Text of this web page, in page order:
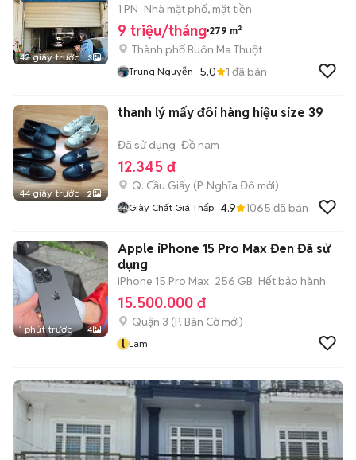
42 giây trước 3
500m
1 PN Nhà mặt phố, mặt tiền
9 triệu/tháng 279 m²
Thành phố Buôn Ma Thuột
Trung Nguyễn 5.0 1 đã bán
44 giây trước 2
thanh lý mấy đôi hàng hiệu size 39
Đã sử dụng Đồ nam
12.345 đ
Q. Cầu Giấy (P. Nghĩa Đô mới)
Giày Chất Giá Thấp 4.9 1065 đã bán
1 phút trước 4
Apple iPhone 15 Pro Max Đen Đã sử
dụng
iPhone 15 Pro Max 256 GB Hết bảo hành
15.500.000 đ
Quận 3 (P. Bàn Cờmới)
l Lãm